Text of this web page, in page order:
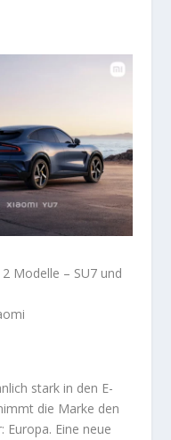
Modelle – SU7 und
stark in den E-
die Marke den
Europa. Eine neue